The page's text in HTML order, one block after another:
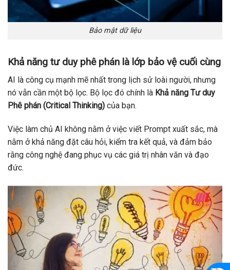
Bảo mật dữ liệu
Khả năng tư duy phê phán là lớp bảo vệ cuối cùng
AI là công cụ mạnh mẽ nhất trong lịch sử loài người, nhưng
nó vẫn cần một bộ lọc. Bộ lọc đó chính là Khả năng Tư duy
Phê phán (Critical Thinking) của bạn.
Việc làm chủ AI không nằm ở việc viết Prompt xuất sắc, mà
nằm ở khả năng đặt câu hỏi, kiểm tra kết quả, và đảm bảo
rằng công nghệ đang phục vụ các giá trị nhân văn và đạo
đức.